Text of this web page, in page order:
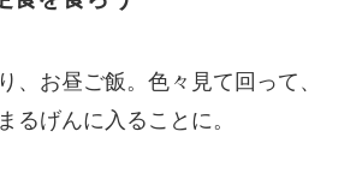
、お昼ご飯。色々見て回って、
るげんに入ることに。